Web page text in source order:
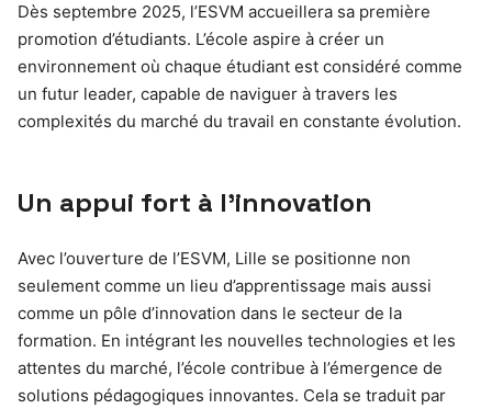
Dès septembre 2025, l’ESVM accueillera sa première
promotion d’étudiants. L’école aspire à créer un
environnement où chaque étudiant est considéré comme
un futur leader, capable de naviguer à travers les
complexités du marché du travail en constante évolution.
Un appui fort à l’innovation
Avec l’ouverture de l’ESVM, Lille se positionne non
seulement comme un lieu d’apprentissage mais aussi
comme un pôle d’innovation dans le secteur de la
formation. En intégrant les nouvelles technologies et les
attentes du marché, l’école contribue à l’émergence de
solutions pédagogiques innovantes. Cela se traduit par